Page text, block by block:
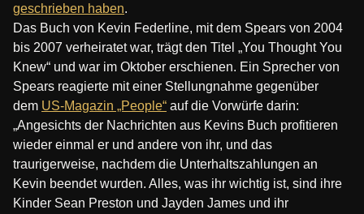
geschrieben haben.
Das Buch von Kevin Federline, mit dem Spears von 2004
bis 2007 verheiratet war, trägt den Titel „You Thought You
Knew“ und war im Oktober erschienen. Ein Sprecher von
Spears reagierte mit einer Stellungnahme gegenüber
dem US-Magazin „People“ auf die Vorwürfe darin:
„Angesichts der Nachrichten aus Kevins Buch profitieren
wieder einmal er und andere von ihr, und das
traurigerweise, nachdem die Unterhaltszahlungen an
Kevin beendet wurden. Alles, was ihr wichtig ist, sind ihre
Kinder Sean Preston und Jayden James und ihr